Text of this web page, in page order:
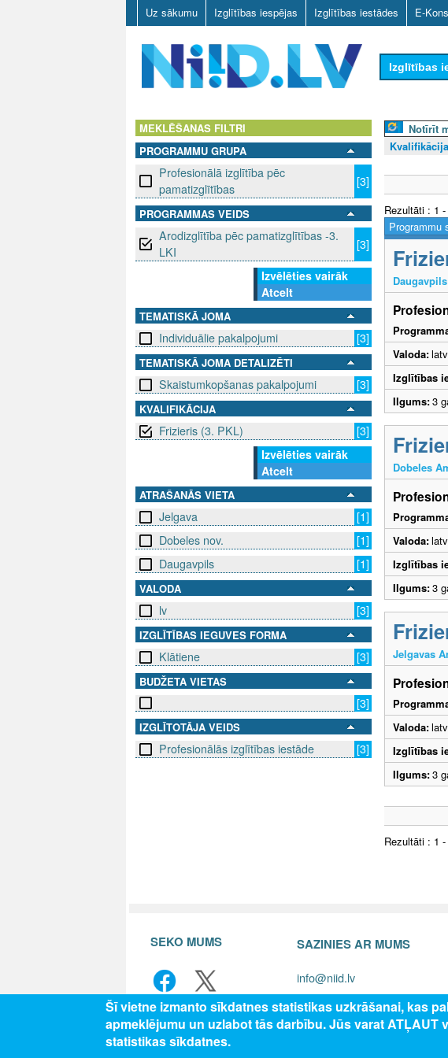
Uz sākumu Izglītības iespējas Izglītības iestādes E-
D
L
Izglītības
MEKLĒŠANAS FILTRI
PROGRAMMU GRUPA
Profesionālā izglītība pēc
pamatizglītības
[3]
PROGRAMMAS VEIDS
Arodizglītība pēc pamatizglītības -3.
LKI
[3]
Izvēlēties vairāk
Atcelt
TEMATISKĀ JOMA
Individuālie pakalpojumi [3]
TEMATISKĀ JOMA DETALIZĒTI
Skaistumkopšanas pakalpojumi [3]
KVALIFIKĀCIJA
Frizieris (3. PKL)
[3]
Izvēlēties vairāk
Atcelt
ATRAŠANĀS VIETA
Jelgava
[1]
Dobeles nov.
[1]
Daugavpils
[1]
VALODA
lv [3]
IZGLĪTĪBAS IEGUVES FORMA
Klātiene [3]
BUDŽETA VIETAS
[3]
IZGLĪTOTĀJA VEIDS
Profesionālās izglītības iestāde [3]
Notīrīt
Rezultāti : 1
Programmu
Valoda:
Izglītības
Ilgums:3
Dobeles
Valoda:
Izglītības
Ilgums:3
Jelgavas
Valoda:
Izglītības
Ilgums:3
Rezultāti : 1
SEKO MUMS SAZINIES AR MUMS
info@niid.lv
Šī vietne izmanto sīkdatnes statistikas uzkrāšanai, kas
apmeklējumu un uzlabot tās darbību. Jūs varat ATĻAUT
statistikas sīkdatnes.